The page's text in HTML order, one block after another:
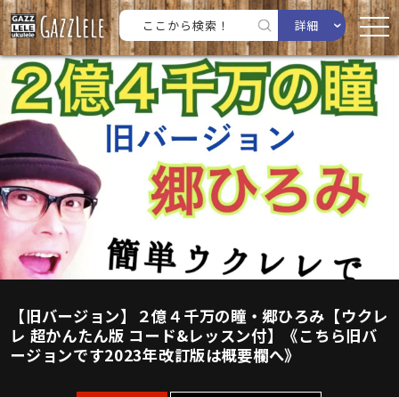
詳細
【旧バージョン】２億４千万の瞳・郷ひろみ【ウクレ
レ 超かんたん版 コード&レッスン付】《こちら旧バ
ージョンです2023年改訂版は概要欄へ》